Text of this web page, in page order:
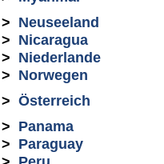
> Neuseeland
> Nicaragua
> Niederlande
> Norwegen
> Österreich
> Panama
> Paraguay